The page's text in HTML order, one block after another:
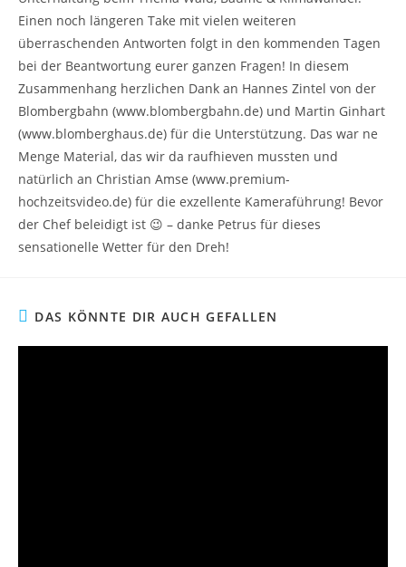
Einen noch längeren Take mit vielen weiteren
überraschenden Antworten folgt in den kommenden Tagen
bei der Beantwortung eurer ganzen Fragen! In diesem
Zusammenhang herzlichen Dank an Hannes Zintel von der
Blombergbahn (www.blombergbahn.de) und Martin Ginhart
(www.blomberghaus.de) für die Unterstützung. Das war ne
Menge Material, das wir da raufhieven mussten und
natürlich an Christian Amse (www.premium-
hochzeitsvideo.de) für die exzellente Kameraführung! Bevor
der Chef beleidigt ist 😉 – danke Petrus für dieses
sensationelle Wetter für den Dreh!
DAS KÖNNTE DIR AUCH GEFALLEN